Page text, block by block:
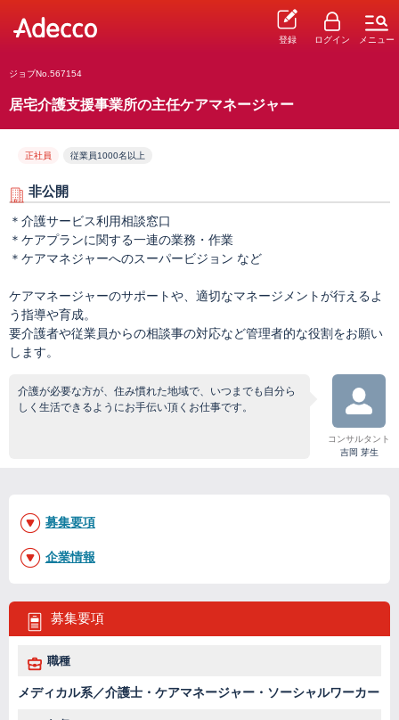
登録 ログイン メニュー
ジョブNo.567154
居宅介護支援事業所の主任ケアマネージャー
正社員 従業員1000名以上
非公開
＊介護サービス利用相談窓口
＊ケアプランに関する一連の業務・作業
＊ケアマネジャーへのスーパービジョン など
ケアマネージャーのサポートや、適切なマネージメントが行えるよ
う指導や育成。
要介護者や従業員からの相談事の対応など管理者的な役割をお願い
します。
介護が必要な方が、住み慣れた地域で、いつまでも自分ら
しく生活できるようにお手伝い頂くお仕事です。
コンサルタント
吉岡 芽生
募集要項
職種
メディカル系／介護士・ケアマネージャー・ソーシャルワーカー
募集要項
企業情報